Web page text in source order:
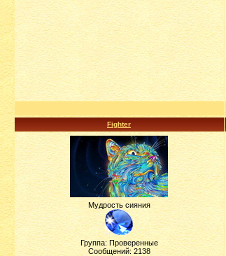
Fighter
Мудрость сияния
Группа: Проверенные
Сообщений: 2138